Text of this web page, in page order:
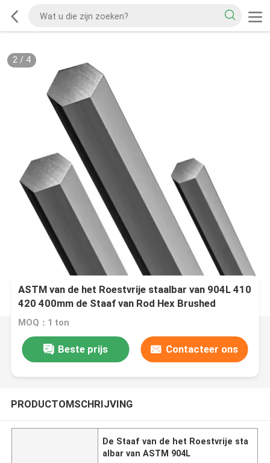
2/ 4
ASTM van de het Roestvrije staalbar van 904L 410
420 400mm de Staaf van Rod Hex Brushed
Stainless Steel
MOQ：1 ton
Beste prijs Contacteer ons
PRODUCTOMSCHRIJVING
De Staaf van de het Roestvrije sta
albar van ASTM 904L